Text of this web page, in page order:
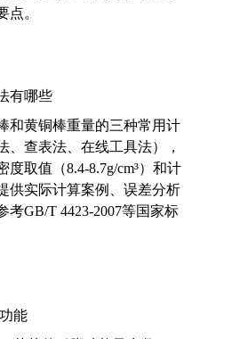
点。
有哪些
和黄铜棒重量的三种常用计
、查表法、在线工具法），
度取值（8.4-8.7g/cm³）和计
供实际计算案例、误差分析
考GB/T 4423-2007等国家标
能